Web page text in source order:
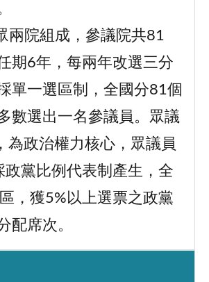
兩院組成，參議院共81
期6年，每兩年改選三分
單一選區制，全國分81個
數選出一名參議員。眾議
為政治權力核心，眾議員
政黨比例代表制產生，全
，獲5%以上選票之政黨
配席次。